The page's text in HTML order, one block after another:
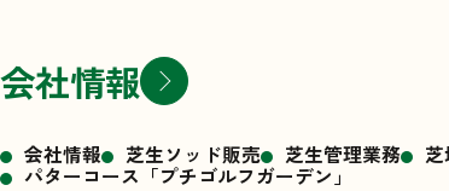
会社情報
会社情報 芝生ソッド販売 芝生管理業務
パターコース「プチゴルフガーデン」